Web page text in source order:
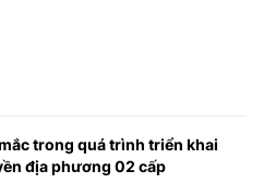
trong quá trình triển khai
địa phương 02 cấp